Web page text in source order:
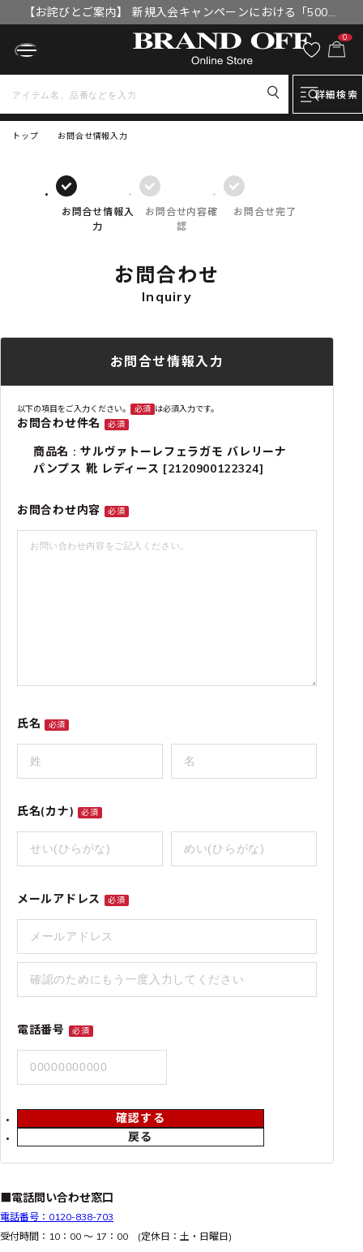
【お詫びとご案内】 新規入会キャンペーンにおける「500円
OFFクーポン」付与漏れと補填について
0
詳細検索
トップ お問合せ情報入力
お問合せ情報入
力
お問合せ内容確
認
お問合せ完了
お問合わせ
Inquiry
お問合せ情報入力
以下の項目をご入力ください。 必須 は必須入力です。
お問合わせ件名 必須
商品名 : サルヴァトーレフェラガモ バレリーナ
パンプス 靴 レディース [2120900122324]
お問合わせ内容 必須
氏名 必須
氏名(カナ) 必須
メールアドレス 必須
電話番号 必須
戻る
確認する
■電話問い合わせ窓口
電話番号：0120-838-703
受付時間：10：00 ～ 17：00 (定休日：土・日曜日)